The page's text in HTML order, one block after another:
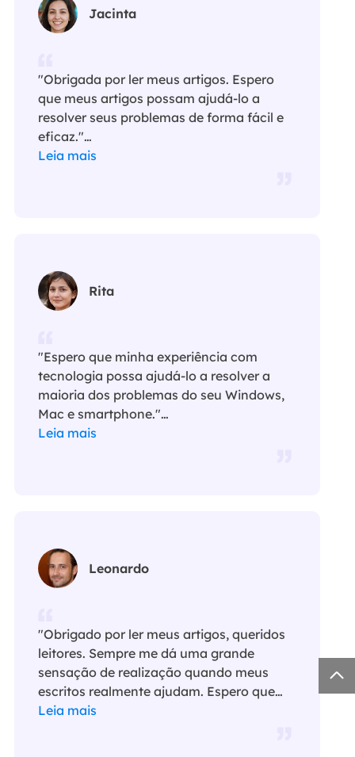
Jacinta
"Obrigada por ler meus artigos. Espero
que meus artigos possam ajudá-lo a
resolver seus problemas de forma fácil e
eficaz."…
Leia mais
Rita
"Espero que minha experiência com
tecnologia possa ajudá-lo a resolver a
maioria dos problemas do seu Windows,
Mac e smartphone."…
Leia mais
Leonardo
"Obrigado por ler meus artigos, queridos
leitores. Sempre me dá uma grande
sensação de realização quando meus
escritos realmente ajudam. Espero que
gostem de sua estadia no EaseUS e
Leia mais
